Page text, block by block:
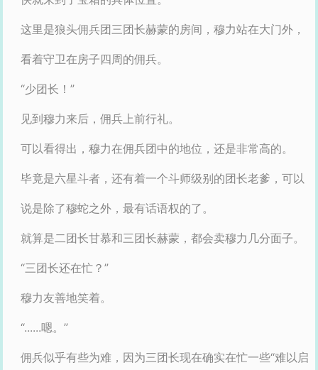
这里是狼头佣兵团三团长赫蒙的房间，穆力站在大门外，
看着守卫在房子四周的佣兵。
“少团长！”
见到穆力来后，佣兵上前行礼。
可以看得出，穆力在佣兵团中的地位，还是非常高的。
毕竟是六星斗者，还有着一个斗师级别的团长老爹，可以
说是除了穆蛇之外，最有话语权的了。
就算是二团长甘慕和三团长赫蒙，都会卖穆力几分面子。
“三团长还在忙？”
穆力友善地笑着。
“......嗯。”
佣兵似乎有些为难，因为三团长现在确实在忙一些“难以启